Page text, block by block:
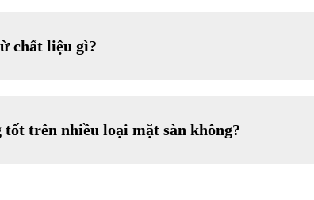
chất liệu gì?
tốt trên nhiều loại mặt sàn không?